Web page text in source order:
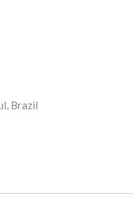
, Brazil